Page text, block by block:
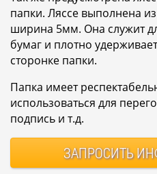
папки. Ляссе выполнена
ширина 5мм. Она служит
бумаг и плотно
сторонке папки.
Папка имеет
использоваться для
подпись и т.д.
ЗАПРОСИТЬ